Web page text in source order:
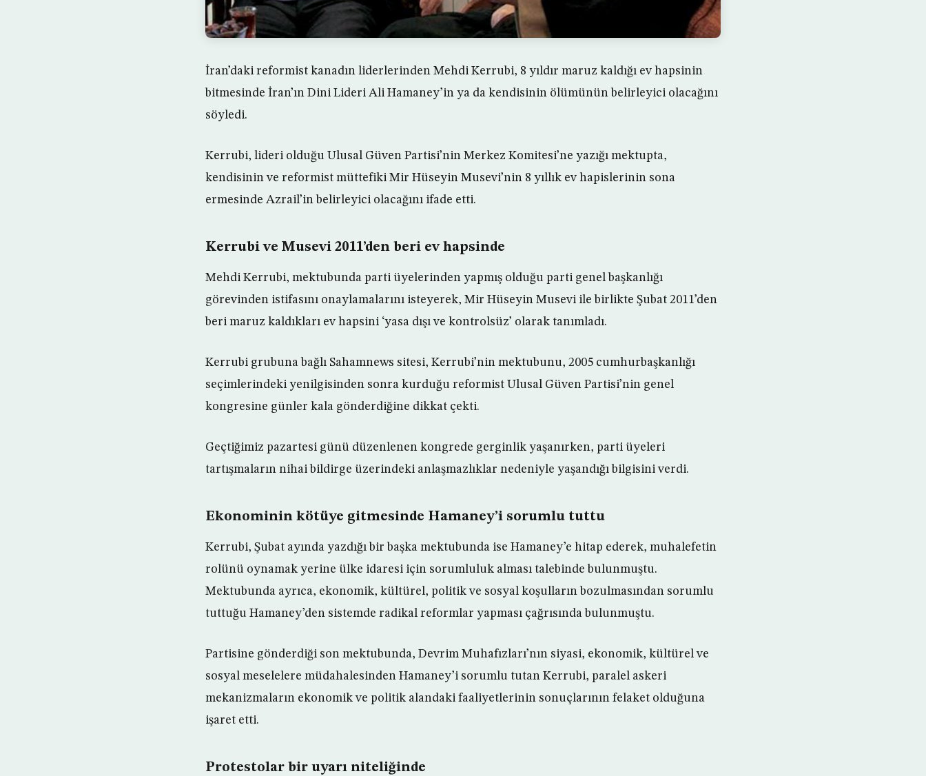
İran’daki reformist kanadın liderlerinden Mehdi Kerrubi, 8 yıldır maruz kaldığı ev hapsinin
bitmesinde İran’ın Dini Lideri Ali Hamaney’in ya da kendisinin ölümünün belirleyici olacağını
söyledi.
Kerrubi, lideri olduğu Ulusal Güven Partisi’nin Merkez Komitesi’ne yazığı mektupta,
kendisinin ve reformist müttefiki Mir Hüseyin Musevi’nin 8 yıllık ev hapislerinin sona
ermesinde Azrail’in belirleyici olacağını ifade etti.
Kerrubi ve Musevi 2011’den beri ev hapsinde
Mehdi Kerrubi, mektubunda parti üyelerinden yapmış olduğu parti genel başkanlığı
görevinden istifasını onaylamalarını isteyerek, Mir Hüseyin Musevi ile birlikte Şubat 2011’den
beri maruz kaldıkları ev hapsini ‘yasa dışı ve kontrolsüz’ olarak tanımladı.
Kerrubi grubuna bağlı Sahamnews sitesi, Kerrubi’nin mektubunu, 2005 cumhurbaşkanlığı
seçimlerindeki yenilgisinden sonra kurduğu reformist Ulusal Güven Partisi’nin genel
kongresine günler kala gönderdiğine dikkat çekti.
Geçtiğimiz pazartesi günü düzenlenen kongrede gerginlik yaşanırken, parti üyeleri
tartışmaların nihai bildirge üzerindeki anlaşmazlıklar nedeniyle yaşandığı bilgisini verdi.
Ekonominin kötüye gitmesinde Hamaney’i sorumlu tuttu
Kerrubi, Şubat ayında yazdığı bir başka mektubunda ise Hamaney’e hitap ederek, muhalefetin
rolünü oynamak yerine ülke idaresi için sorumluluk alması talebinde bulunmuştu.
Mektubunda ayrıca, ekonomik, kültürel, politik ve sosyal koşulların bozulmasından sorumlu
tuttuğu Hamaney’den sistemde radikal reformlar yapması çağrısında bulunmuştu.
Partisine gönderdiği son mektubunda, Devrim Muhafızları’nın siyasi, ekonomik, kültürel ve
sosyal meselelere müdahalesinden Hamaney’i sorumlu tutan Kerrubi, paralel askeri
mekanizmaların ekonomik ve politik alandaki faaliyetlerinin sonuçlarının felaket olduğuna
işaret etti.
Protestolar bir uyarı niteliğinde